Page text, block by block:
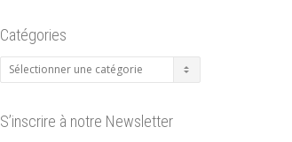
Catégories
Catégories
S’inscrire à notre Newsletter